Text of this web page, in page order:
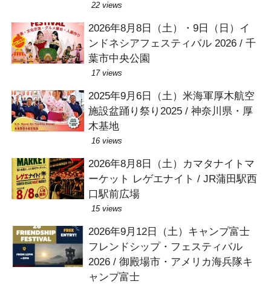
22 views
2026年8月8日（土）・9日（日）イ
ンドネシアフェスティバル 2026 / 千
葉市中央公園
17 views
2025年9月6日（土）米海軍厚木航空
施設盆踊り祭り2025 / 神奈川県・厚
木基地
16 views
2026年8月8日（土）カマタナイトマ
ーケット レゲエナイト / JR蒲田駅西
口駅前広場
15 views
2026年9月12日（土）キャンプ富士
フレンドシップ・フェスティバル
2026 / 御殿場市・アメリカ海兵隊キ
ャンプ富士